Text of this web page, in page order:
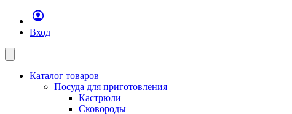
Вход
Каталог товаров
Посуда для приготовления
Кастрюли
Сковороды